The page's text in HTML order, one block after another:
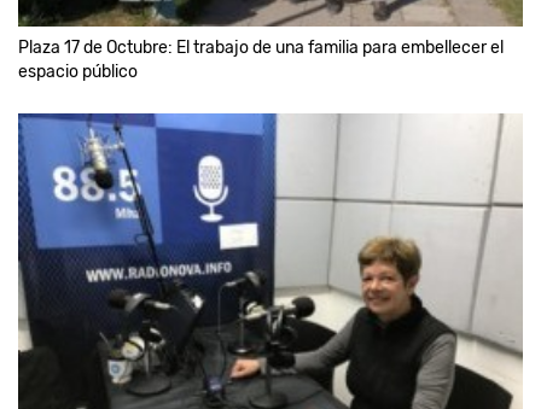
Plaza 17 de Octubre: El trabajo de una familia para embellecer el
espacio público